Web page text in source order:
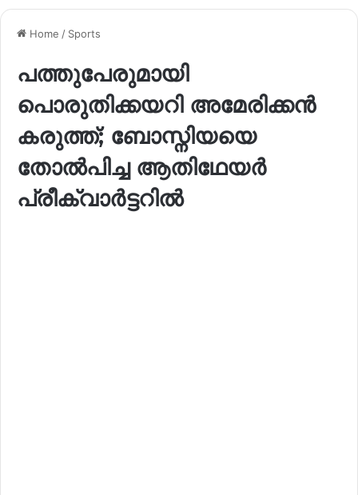
Home / Sports
പത്തുപേരുമായി
പൊരുതിക്കയറി അമേരിക്കൻ
കരുത്ത്; ബോസ്നിയയെ
തോൽപിച്ച ആതിഥേയർ
പ്രീക്വാർട്ടറിൽ